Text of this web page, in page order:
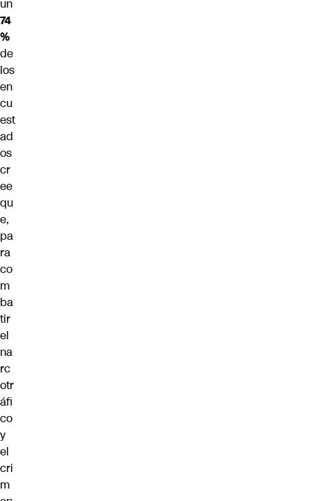
un
74
%
de
los
en
cu
est
ad
os
cr
ee
qu
e,
pa
ra
co
m
ba
tir
el
na
rc
otr
áfi
co
y
el
cri
m